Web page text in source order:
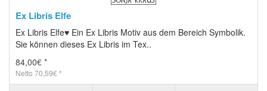
Ex Libris Elfe
Ex Libris Elfe♥ Ein Ex Libris Motiv aus dem Bereich Symbolik.
Sie können dieses Ex Libris im Tex..
84,00€ *
Netto 70,59€ *